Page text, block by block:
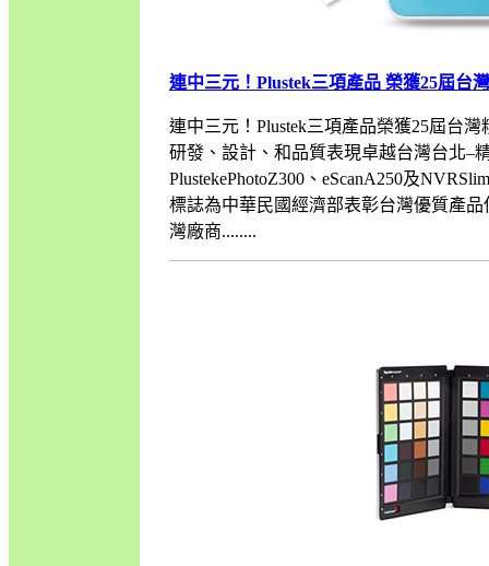
連中三元！Plustek三項產品 榮獲25屆台
連中三元！Plustek三項產品榮獲25屆台灣
研發、設計、和品質表現卓越台灣台北–
PlustekePhotoZ300、eScanA250及
標誌為中華民國經濟部表彰台灣優質產
灣廠商........